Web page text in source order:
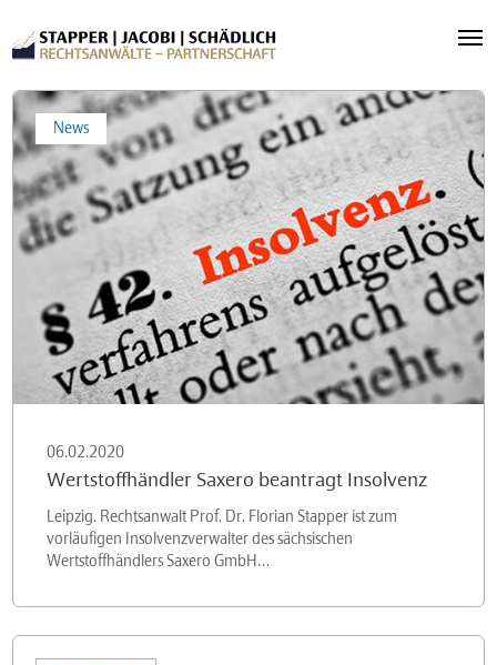
Wertstoffhändler
Saxero
beantragt
Insolvenz
News
06.02.2020
Wertstoffhändler Saxero beantragt Insolvenz
Leipzig. Rechtsanwalt Prof. Dr. Florian Stapper ist zum
vorläufigen Insolvenzverwalter des sächsischen
Wertstoffhändlers Saxero GmbH…